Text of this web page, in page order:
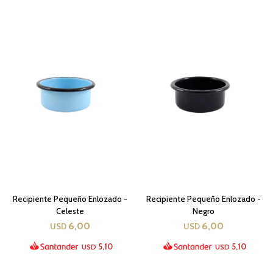
Recipiente Pequeño Enlozado -
Celeste
USD 6,00
USD 5,10
Recipiente Pequeño Enlozado -
Negro
USD 6,00
USD 5,10